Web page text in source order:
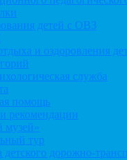
детей с ОВЗ
и оздоровления
служба
помощь
рекомендации
музей»
тур
дорожно-